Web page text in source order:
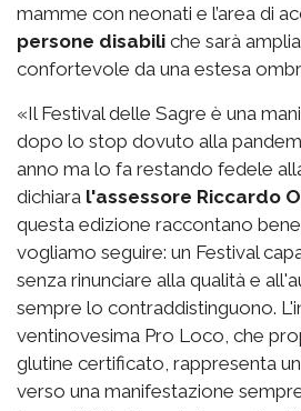
mamme con neonati e l’area di
persone disabili che sarà
confortevole da una estesa
«Il Festival delle Sagre è una
dopo lo stop dovuto alla
anno ma lo fa restando fedele
dichiara l'assessore Riccardo
questa edizione raccontano
vogliamo seguire: un Festival
senza rinunciare alla qualità e
sempre lo contraddistinguono.
ventinovesima Pro Loco, che
glutine certificato, rappresenta
verso una manifestazione